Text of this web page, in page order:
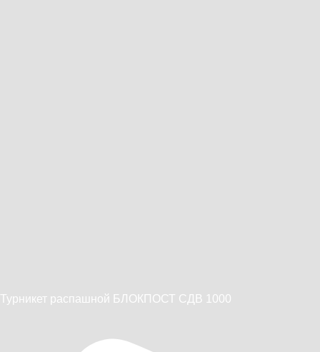
Турникет распашной БЛОКПОСТ СДВ 1000